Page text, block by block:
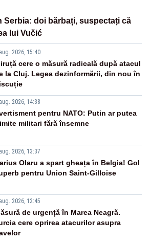
Serbia: doi bărbați, suspectați că
lui Vučić
2026, 15:40
cere o măsură radicală după atacul
la Cluj. Legea dezinformării, din nou în
2026, 14:38
pentru NATO: Putin ar putea
militari fără însemne
2026, 13:37
Olaru a spart gheața în Belgia! Gol
pentru Union Saint-Gilloise
2026, 12:45
de urgență în Marea Neagră.
cere oprirea atacurilor asupra